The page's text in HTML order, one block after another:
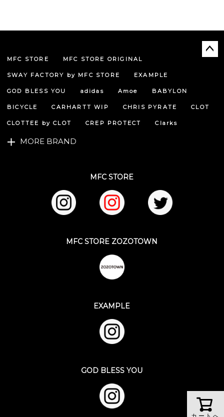
MFC STORE MFC STORE ORIGINAL
SWAY FACTORY by MFC STORE EXAMPLE
GOD BLESS YOU adidas Amoe BABYLON
BICYCLE CARHARTT WIP CHRIS PYRATE CLOT
CLOTTEE by CLOT CREP PROTECT Clarks
MORE BRAND
MFC STORE
MFC STORE ZOZOTOWN
EXAMPLE
GOD BLESS YOU